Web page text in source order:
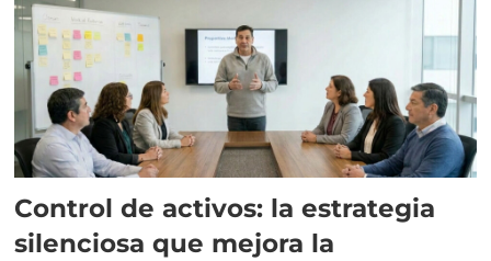
Control de activos: la estrategia
silenciosa que mejora la